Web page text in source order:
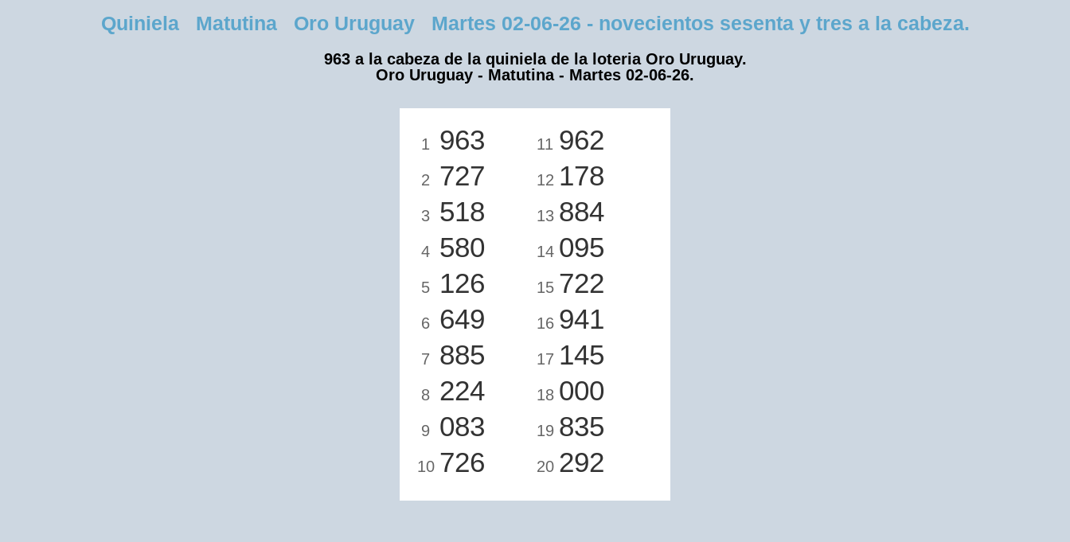
Quiniela Matutina Oro Uruguay Martes 02-06-26 - novecientos sesenta y tres a la cabeza.
963 a la cabeza de la quiniela de la loteria Oro Uruguay.
Oro Uruguay - Matutina - Martes 02-06-26.
1 963
2 727
3 518
4 580
5 126
6 649
7 885
8 224
9 083
10 726
11 962
12 178
13 884
14 095
15 722
16 941
17 145
18 000
19 835
20 292